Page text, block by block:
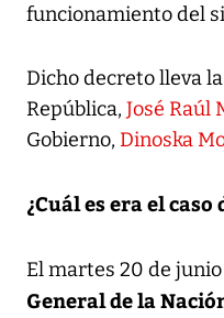
funcionamiento del
Dicho decreto lleva
República, José Raúl
Gobierno, Dinoska
¿Cuál es era el
El martes 20 de
General de la